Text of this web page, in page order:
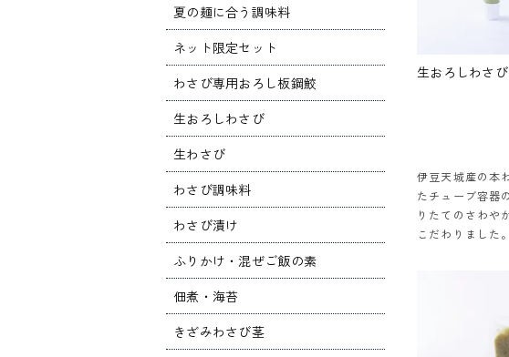
生おろしわさび
伊豆天城産の本
たチューブ容器
りたてのさわや
こだわりました。
夏の麺に合う調味料
ネット限定セット
わさび専用おろし板鋼鮫
生おろしわさび
生わさび
わさび調味料
わさび漬け
ふりかけ・混ぜご飯の素
佃煮・海苔
きざみわさび茎